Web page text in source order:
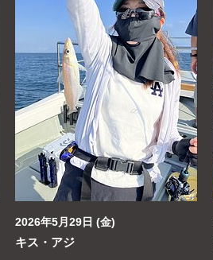
2026年5月29日 (金)
キス・アジ